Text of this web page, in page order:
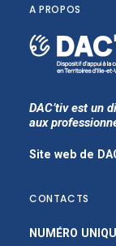
A PROPOS
DAC’tiv est un
aux
Site web de
CONTACTS
NUMÉRO